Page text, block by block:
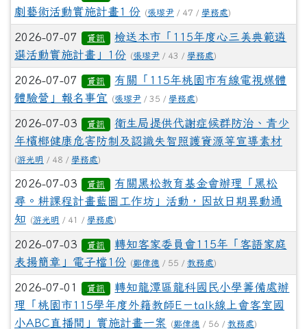
劇藝術活動實施計畫1 份 (張瓈尹 / 47 / 學務處)
2026-07-07 資訊
檢送本市「115年度心三美典範遴
選活動實施計畫」1份 (張瓈尹 / 43 / 學務處)
2026-07-07 資訊
有關「115年桃園市有線電視媒體
體驗營」報名事宜
(張瓈尹 / 35 / 學務處)
2026-07-03 資訊
衛生局提供代謝症候群防治、青少
年檳榔健康危害防制及認識失智照護資源等宣導素材
(游光明 / 48 / 學務處)
2026-07-03 資訊
有關黑松教育基金會辦理「黑松
尋。耕課程計畫藍圖工作坊」活動，因故日期異動通
知
(游光明 / 41 / 學務處)
2026-07-03 資訊
轉知客家委員會115年「客語家庭
表揚簡章」電子檔1份 (鄭偉德 / 55 / 教務處)
2026-07-01 資訊
轉知龍潭區龍科國民小學籌備處辦
理「桃園市115學年度外籍教師E－talk線上會客室國
小ABC直播間」實施計畫一案
(鄭偉德 / 56 / 教務處)